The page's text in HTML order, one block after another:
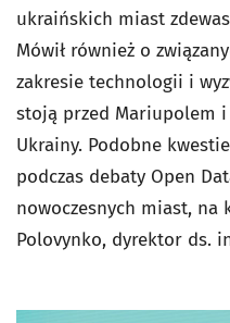
ukraińskich miast
Mówił również o
zakresie technologii i
stoją przed Mariupolem
Ukrainy. Podobne
podczas debaty Open
nowoczesnych miast, na
Polovynko, dyrektor ds.